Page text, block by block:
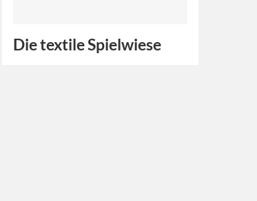
Die textile Spielwiese